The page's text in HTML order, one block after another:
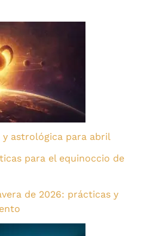
y astrológica para abril
para el equinoccio de
de 2026: prácticas y